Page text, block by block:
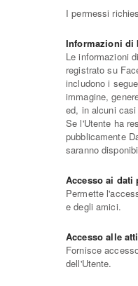
I permessi
Informazioni di
Le informazioni
registrato su
includono i
immagine,
ed, in alcuni casi
Se l'Utente ha
pubblicamente
saranno
Accesso ai dati
Permette
e degli amici.
Accesso alle
Fornisce
dell'Utente.